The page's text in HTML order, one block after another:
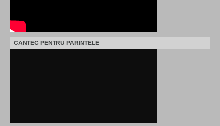
CANTEC PENTRU PARINTELE